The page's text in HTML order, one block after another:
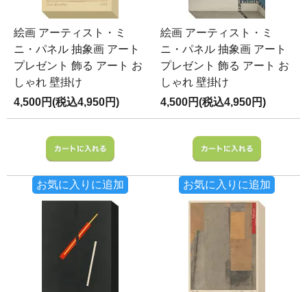
絵画 アーティスト・ミ
ニ・パネル 抽象画 アート
プレゼント 飾る アート お
しゃれ 壁掛け
4,500円(税込4,950円)
お気に入りに追加
絵画 アーティスト・ミ
ニ・パネル 抽象画 アート
プレゼント 飾る アート お
しゃれ 壁掛け
4,500円(税込4,950円)
お気に入りに追加